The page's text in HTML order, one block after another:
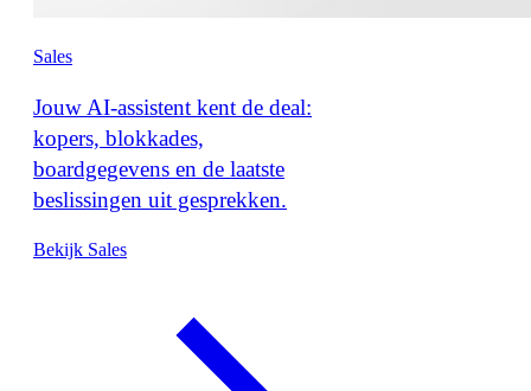
Sales
Jouw AI-assistent kent de deal:
kopers, blokkades,
boardgegevens en de laatste
beslissingen uit gesprekken.
Bekijk Sales